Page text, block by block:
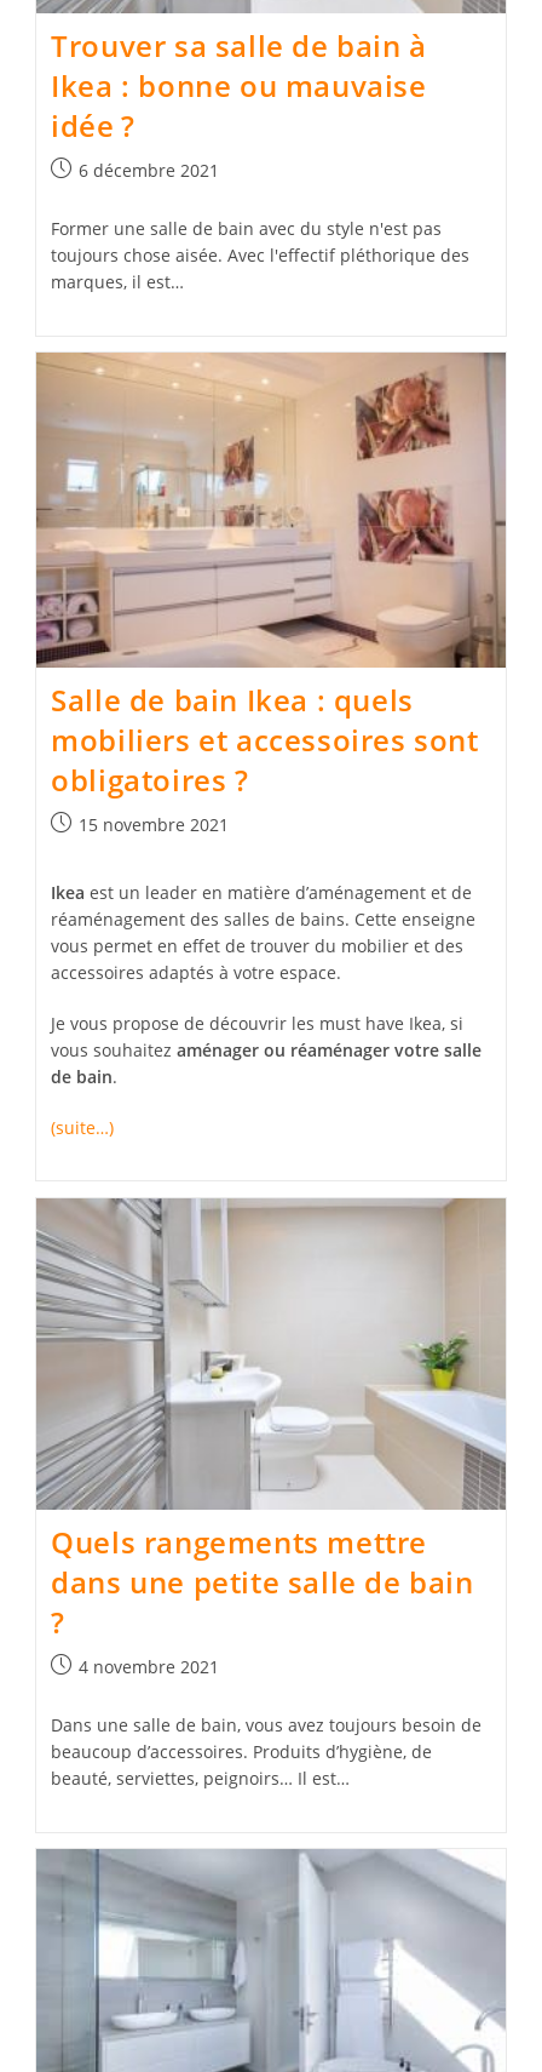
Trouver sa salle de bain à
Ikea : bonne ou mauvaise
idée ?
Publication
6 décembre 2021
Former une salle de bain avec du style n'est pas
toujours chose aisée. Avec l'effectif pléthorique des
marques, il est…
Salle de bain Ikea : quels
mobiliers et accessoires sont
obligatoires ?
Publication
15 novembre 2021
Ikeaest un leader en matière d’aménagement et de
réaménagement des salles de bains. Cette enseigne
vous permet en effet de trouver du mobilier et des
accessoires adaptés à votre espace.
Je vous propose de découvrir les must have Ikea, si
vous souhaitezaménager ou réaménager votre salle
de bain.
(suite…)
Quels rangements mettre
dans une petite salle de bain
?
Publication
4 novembre 2021
Dans une salle de bain, vous avez toujours besoin de
beaucoup d’accessoires. Produits d’hygiène, de
beauté, serviettes, peignoirs… Il est…